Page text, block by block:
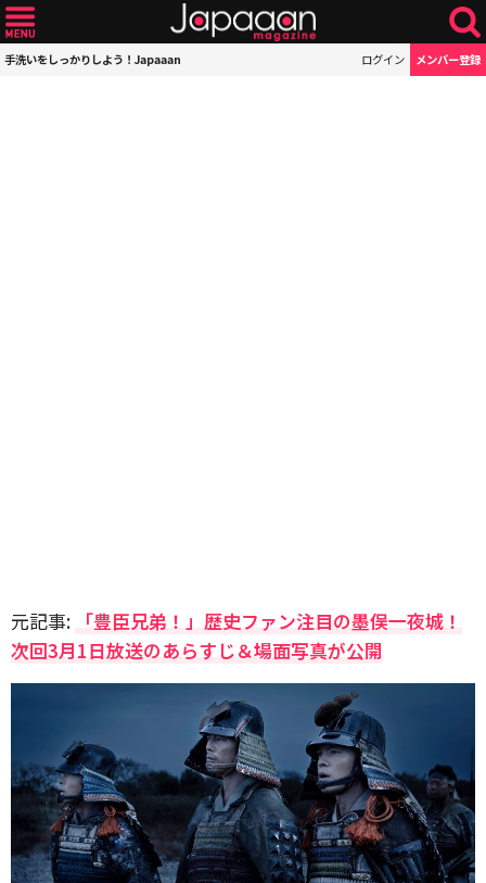
手洗いをしっかりしよう！Japaaan ログイン メンバー登録
元記事: 「豊臣兄弟！」歴史ファン注目の墨俣一夜城！
次回3月1日放送のあらすじ＆場面写真が公開